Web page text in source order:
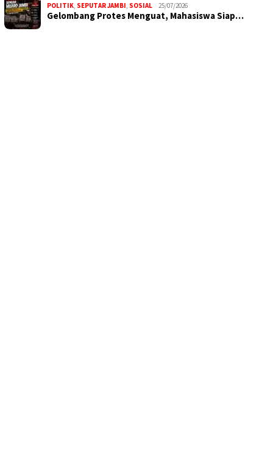
POLITIK, SEPUTAR JAMBI, SOSIAL 25/07/2026
Gelombang Protes Menguat, Mahasiswa Siap…